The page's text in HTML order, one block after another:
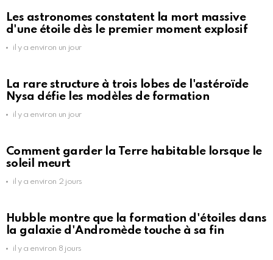
Les astronomes constatent la mort massive
d'une étoile dès le premier moment explosif
il y a environ un jour
La rare structure à trois lobes de l'astéroïde
Nysa défie les modèles de formation
il y a environ un jour
Comment garder la Terre habitable lorsque le
soleil meurt
il y a environ 2 jours
Hubble montre que la formation d'étoiles dans
la galaxie d'Andromède touche à sa fin
il y a environ 8 jours